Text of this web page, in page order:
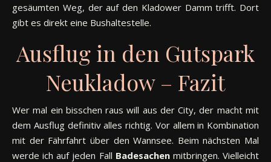
gesäumten Weg, der auf den Kladower Damm trifft. Dort
gibt es direkt eine Bushaltestelle.
Ausflug in den Gutspark
Neukladow – Fazit
Wer mal ein bisschen raus will aus der City, der macht mit
dem Ausflug definitiv alles richtig. Vor allem in Kombination
mit der Fährfahrt über den Wannsee. Beim nächsten Mal
werde ich auf jeden Fall Badesachenmitbringen. Vielleicht